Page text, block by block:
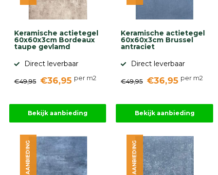
Overig
Kunstgras
Compleet
tuinproject
Onlinebestrating.nl
9.1
Keramische actietegel
60x60x3cm Bordeaux
taupe gevlamd
Direct leverbaar
€49,95 €36,95 per m2
Bekijk aanbieding
Keramische actietegel
60x60x3cm Brussel
antraciet
Direct leverbaar
€49,95 €36,95 per m2
Bekijk aanbieding
AANBIEDING AANBIEDING